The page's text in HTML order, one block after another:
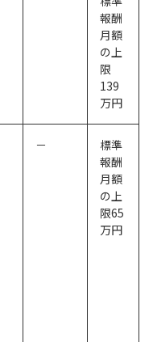
報酬
月額
の上
限
139
万円
－
標準
報酬
月額
の上
限65
万円